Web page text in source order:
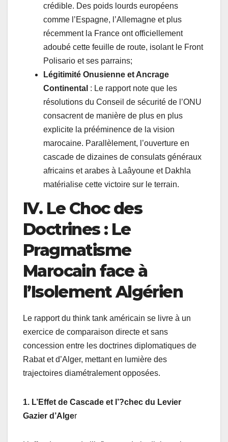
crédible. Des poids lourds européens
comme l’Espagne, l’Allemagne et plus
récemment la France ont officiellement
adoubé cette feuille de route, isolant le Front
Polisario et ses parrains;
Légitimité Onusienne et Ancrage
Continental : Le rapport note que les
résolutions du Conseil de sécurité de l’ONU
consacrent de manière de plus en plus
explicite la prééminence de la vision
marocaine. Parallèlement, l’ouverture en
cascade de dizaines de consulats généraux
africains et arabes à Laâyoune et Dakhla
matérialise cette victoire sur le terrain.
IV. Le Choc des
Doctrines : Le
Pragmatisme
Marocain face à
l’Isolement Algérien
Le rapport du think tank américain se livre à un
exercice de comparaison directe et sans
concession entre les doctrines diplomatiques de
Rabat et d’Alger, mettant en lumière des
trajectoires diamétralement opposées.
1. L’Effet de Cascade et l’?chec du Levier
Gazier d’Alger